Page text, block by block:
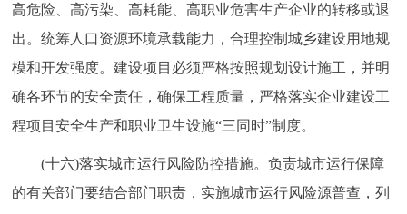
高危险、高污染、高耗能、高职业危害生产企业的转移或退
出。统筹人口资源环境承载能力，合理控制城乡建设用地规
模和开发强度。建设项目必须严格按照规划设计施工，并明
确各环节的安全责任，确保工程质量，严格落实企业建设工
程项目安全生产和职业卫生设施“三同时”制度。
(十六)落实城市运行风险防控措施。负责城市运行保障
的有关部门要结合部门职责，实施城市运行风险源普查，列